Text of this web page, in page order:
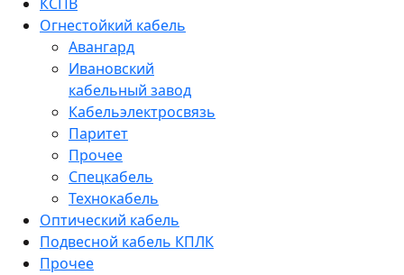
Огнестойкий кабель
Авангард
Ивановский
кабельный завод
Кабельэлектросвязь
Паритет
Прочее
Спецкабель
Технокабель
Оптический кабель
Подвесной кабель КПЛК
Прочее